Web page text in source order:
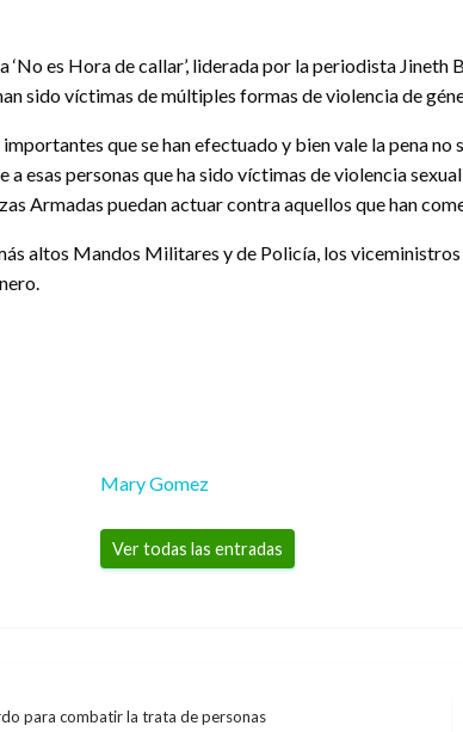
‘No es Hora de callar’, liderada por la periodista
sido víctimas de múltiples formas de violencia de
importantes que se han efectuado y bien vale la pena
esas personas que ha sido víctimas de violencia
Armadas puedan actuar contra aquellos que han
altos Mandos Militares y de Policía, los
Mary Gomez
Ver todas las entradas
para combatir la trata de personas